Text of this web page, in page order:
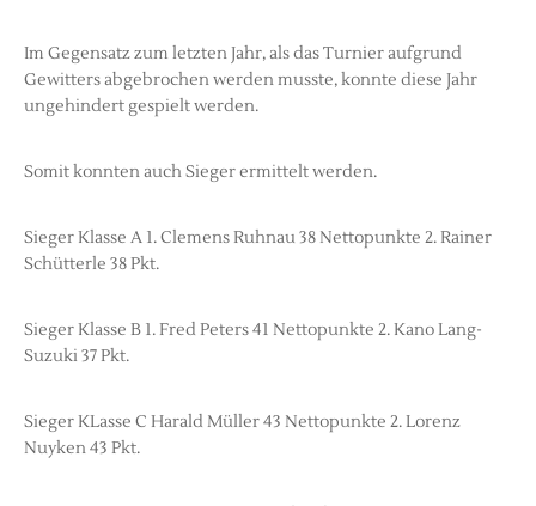
Im Gegensatz zum letzten Jahr, als das Turnier aufgrund
Gewitters abgebrochen werden musste, konnte diese Jahr
ungehindert gespielt werden.
Somit konnten auch Sieger ermittelt werden.
Sieger Klasse A 1. Clemens Ruhnau 38 Nettopunkte 2. Rainer
Schütterle 38 Pkt.
Sieger Klasse B 1. Fred Peters 41 Nettopunkte 2. Kano Lang-
Suzuki 37 Pkt.
Sieger KLasse C Harald Müller 43 Nettopunkte 2. Lorenz
Nuyken 43 Pkt.